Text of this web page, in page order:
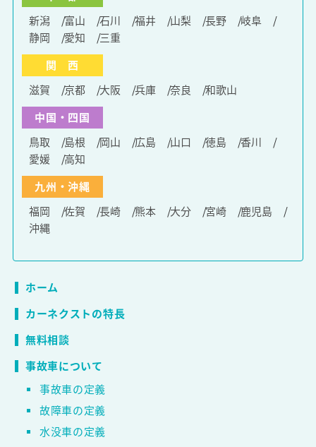
新潟
富山 石川 福井 山梨 長野
岐阜
静岡
愛知
三重
関 西
滋賀
京都 大阪 兵庫 奈良
和歌山
中国・四国
鳥取
島根 岡山 広島 山口 徳島
香川
愛媛
高知
九州・沖縄
福岡
佐賀 長崎 熊本 大分 宮崎
鹿児島
沖縄
ホーム
カーネクストの特長
無料相談
事故車について
事故車の定義
故障車の定義
水没車の定義